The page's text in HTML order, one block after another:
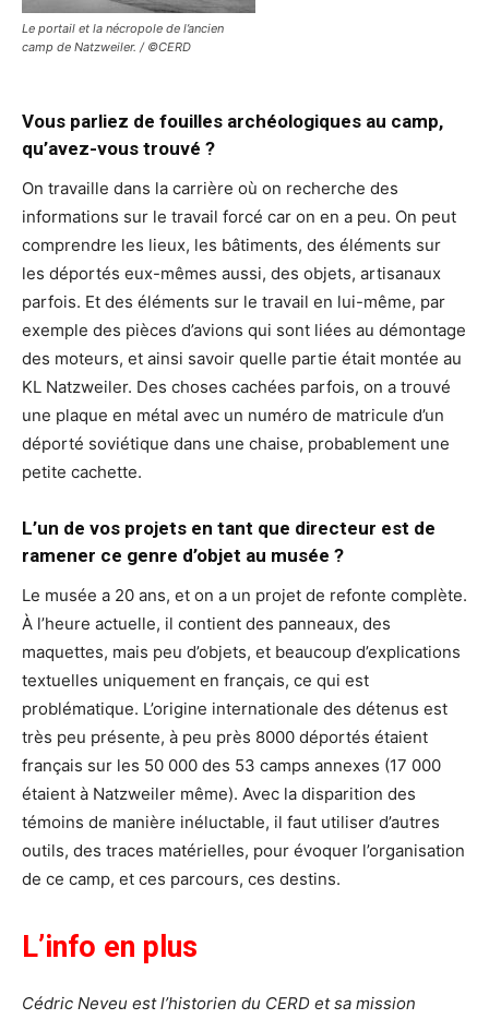
Le portail et la nécropole de l’ancien
camp de Natzweiler. / ©CERD
Vous parliez de fouilles archéologiques au camp,
qu’avez-vous trouvé ?
On travaille dans la carrière où on recherche des
informations sur le travail forcé car on en a peu. On peut
comprendre les lieux, les bâtiments, des éléments sur
les déportés eux-mêmes aussi, des objets, artisanaux
parfois. Et des éléments sur le travail en lui-même, par
exemple des pièces d’avions qui sont liées au démontage
des moteurs, et ainsi savoir quelle partie était montée au
KL Natzweiler. Des choses cachées parfois, on a trouvé
une plaque en métal avec un numéro de matricule d’un
déporté soviétique dans une chaise, probablement une
petite cachette.
L’un de vos projets en tant que directeur est de
ramener ce genre d’objet au musée ?
Le musée a 20 ans, et on a un projet de refonte complète.
À l’heure actuelle, il contient des panneaux, des
maquettes, mais peu d’objets, et beaucoup d’explications
textuelles uniquement en français, ce qui est
problématique. L’origine internationale des détenus est
très peu présente, à peu près 8000 déportés étaient
français sur les 50 000 des 53 camps annexes (17 000
étaient à Natzweiler même). Avec la disparition des
témoins de manière inéluctable, il faut utiliser d’autres
outils, des traces matérielles, pour évoquer l’organisation
de ce camp, et ces parcours, ces destins.
L’info en plus
Cédric Neveu est l’historien du CERD et sa mission